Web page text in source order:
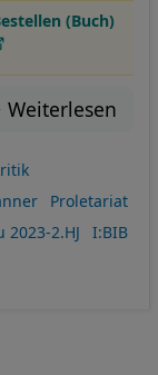
(Buch)
Weiterlesen
Proletariat
2023-2.HJ
I:BIB